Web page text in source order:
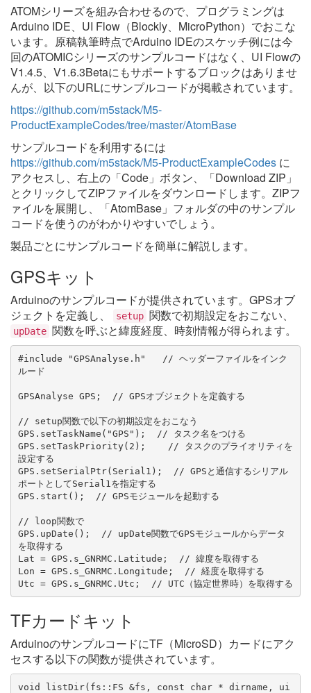
ATOMシリーズを組み合わせるので、プログラミングは
Arduino IDE、UI Flow（Blockly、MicroPython）でおこな
います。原稿執筆時点でArduino IDEのスケッチ例には今
回のATOMICシリーズのサンプルコードはなく、UI Flowの
V1.4.5、V1.6.3Betaにもサポートするブロックはありませ
んが、以下のURLにサンプルコードが掲載されています。
https://github.com/m5stack/M5-
ProductExampleCodes/tree/master/AtomBase
サンプルコードを利用するには
https://github.com/m5stack/M5-ProductExampleCodes に
アクセスし、右上の「Code」ボタン、「Download ZIP」
とクリックしてZIPファイルをダウンロードします。ZIPフ
ァイルを展開し、「AtomBase」フォルダの中のサンプル
コードを使うのがわかりやすいでしょう。
製品ごとにサンプルコードを簡単に解説します。
GPSキット
Arduinoのサンプルコードが提供されています。GPSオブ
ジェクトを定義し、
setup 関数で初期設定をおこない、
upDate 関数を呼ぶと緯度経度、時刻情報が得られます。
#include "GPSAnalyse.h"   // ヘッダーファイルをインク
ルード
GPSAnalyse GPS;  // GPSオブジェクトを定義する
// setup関数で以下の初期設定をおこなう
GPS.setTaskName("GPS");  // タスク名をつける
GPS.setTaskPriority(2);    // タスクのプライオリティを
設定する
GPS.setSerialPtr(Serial1);  // GPSと通信するシリアル
ポートとしてSerial1を指定する
GPS.start();  // GPSモジュールを起動する
// loop関数で
GPS.upDate();  // upDate関数でGPSモジュールからデータ
を取得する
Lat = GPS.s_GNRMC.Latitude;  // 緯度を取得する
Lon = GPS.s_GNRMC.Longitude;  // 経度を取得する
TFカードキット
ArduinoのサンプルコードにTF（MicroSD）カードにアク
セスする以下の関数が提供されています。
void listDir(fs::FS &fs, const char * dirname, ui